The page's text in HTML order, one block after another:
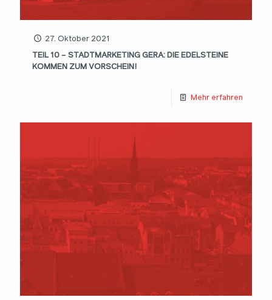
27. Oktober 2021
TEIL 10 – STADTMARKETING GERA: DIE EDELSTEINE
KOMMEN ZUM VORSCHEIN!
Mehr erfahren